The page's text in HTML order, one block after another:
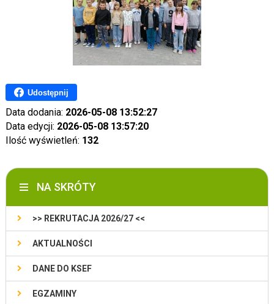
Udostępnij
Data dodania: 2026-05-08 13:52:27
Data edycji: 2026-05-08 13:57:20
Ilość wyświetleń: 132
NA SKRÓTY
>> REKRUTACJA 2026/27 <<
AKTUALNOŚCI
DANE DO KSEF
EGZAMINY